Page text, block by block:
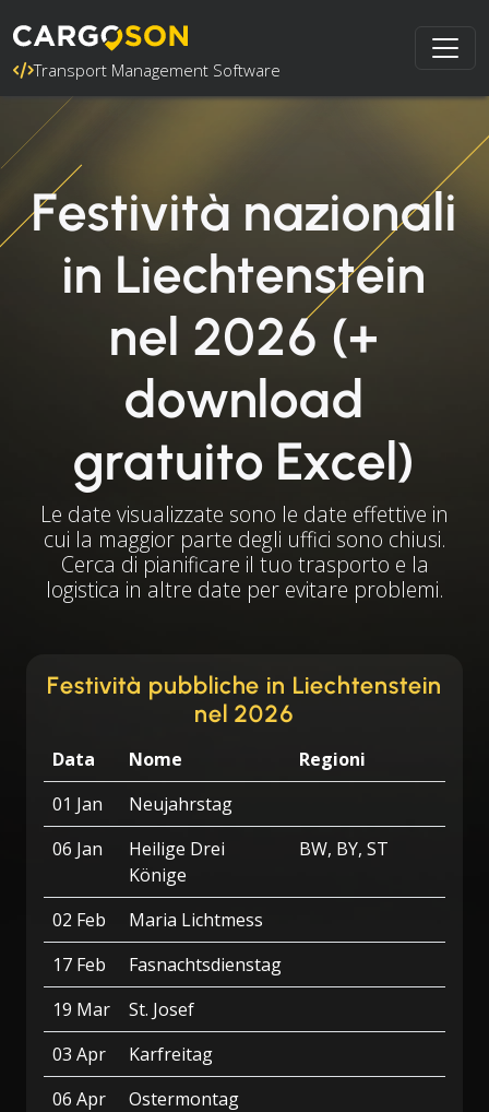
Transport Management Software
Festività nazionali
in Liechtenstein
nel 2026 (+
download
gratuito Excel)
Le date visualizzate sono le date effettive in
cui la maggior parte degli uffici sono chiusi.
Cerca di pianificare il tuo trasporto e la
logistica in altre date per evitare problemi.
Festività pubbliche in Liechtenstein
nel 2026
Data Nome
Regioni
01 Jan
Neujahrstag
06 Jan
Heilige Drei
Könige
BW, BY, ST
02 Feb
Maria Lichtmess
17 Feb
Fasnachtsdienstag
19 Mar
St. Josef
03 Apr
Karfreitag
06 Apr
Ostermontag